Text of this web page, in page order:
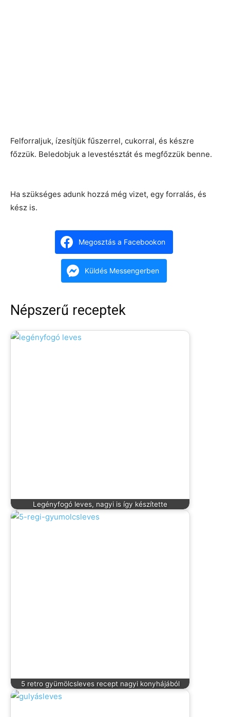
Felforraljuk, ízesítjük fűszerrel, cukorral, és készre
főzzük. Beledobjuk a levestésztát és megfőzzük benne.
Ha szükséges adunk hozzá még vizet, egy forralás, és
kész is.
Megosztás a Facebookon
Küldés Messengerben
Népszerű receptek
Legényfogó leves, nagyi is így készítette
5 retro gyümölcsleves recept nagyi konyhájából